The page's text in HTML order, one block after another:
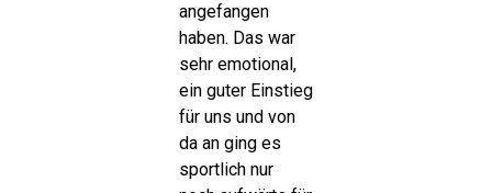
angefangen
haben. Das war
sehr emotional,
ein guter Einstieg
für uns und von
da an ging es
sportlich nur